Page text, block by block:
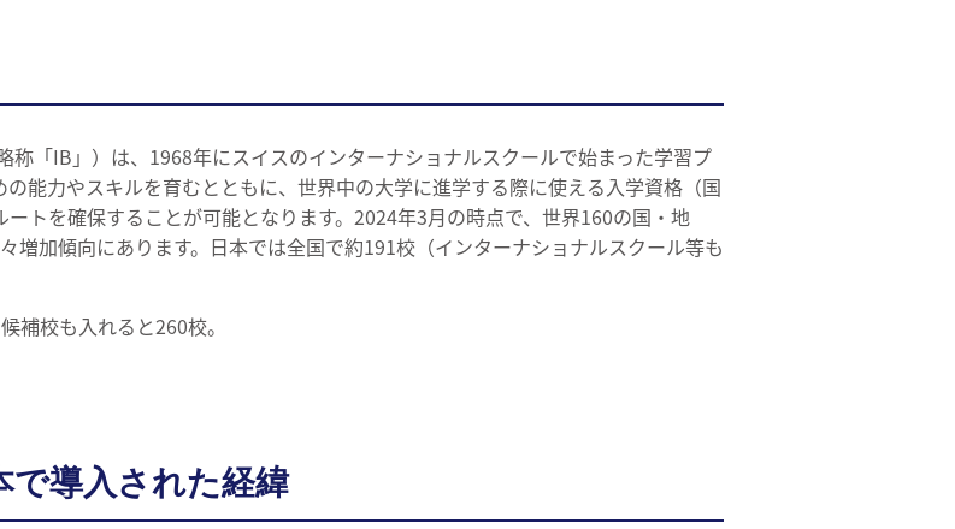
「IB」）は、1968年にスイスのインターナショナルスクールで始まった学習プ
能力やスキルを育むとともに、世界中の大学に進学する際に使える入学資格（国
トを確保することが可能となります。2024年3月の時点で、世界160の国・地
増加傾向にあります。日本では全国で約191校（インターナショナルスクール等も
校も入れると260校。
で導入された経緯